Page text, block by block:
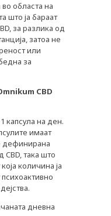
областа на
што ја бараат
за разлика од
затоа не
или
за
CBD
капсула на ден.
имаат
дефинирана
така што
количина ја
дневна